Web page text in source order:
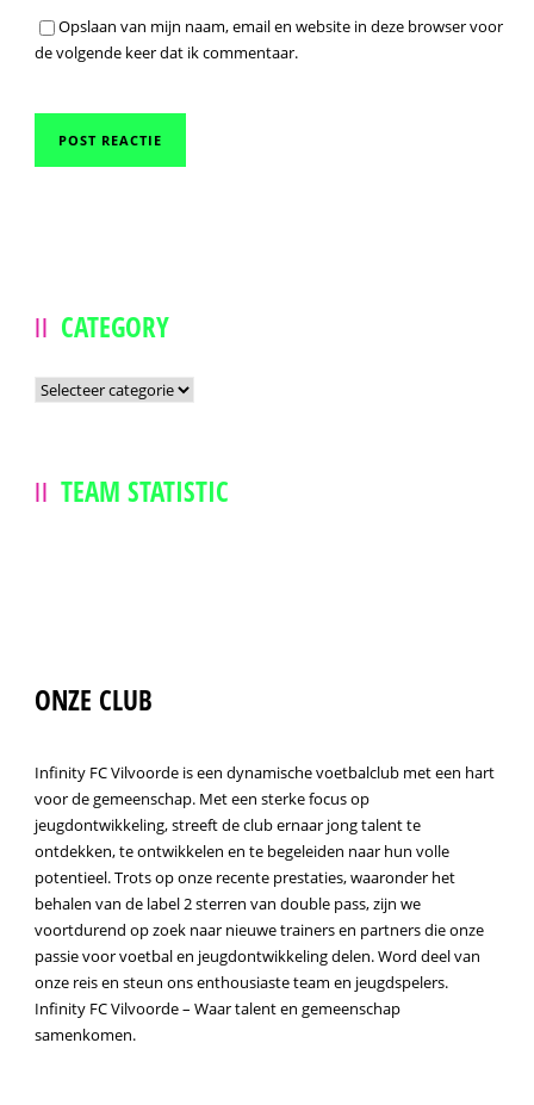
Opslaan van mijn naam, email en website in deze browser voor
de volgende keer dat ik commentaar.
CATEGORY
Category
TEAM STATISTIC
ONZE CLUB
Infinity FC Vilvoorde is een dynamische voetbalclub met een hart
voor de gemeenschap. Met een sterke focus op
jeugdontwikkeling, streeft de club ernaar jong talent te
ontdekken, te ontwikkelen en te begeleiden naar hun volle
potentieel. Trots op onze recente prestaties, waaronder het
behalen van de label 2 sterren van double pass, zijn we
voortdurend op zoek naar nieuwe trainers en partners die onze
passie voor voetbal en jeugdontwikkeling delen. Word deel van
onze reis en steun ons enthousiaste team en jeugdspelers.
Infinity FC Vilvoorde – Waar talent en gemeenschap
samenkomen.